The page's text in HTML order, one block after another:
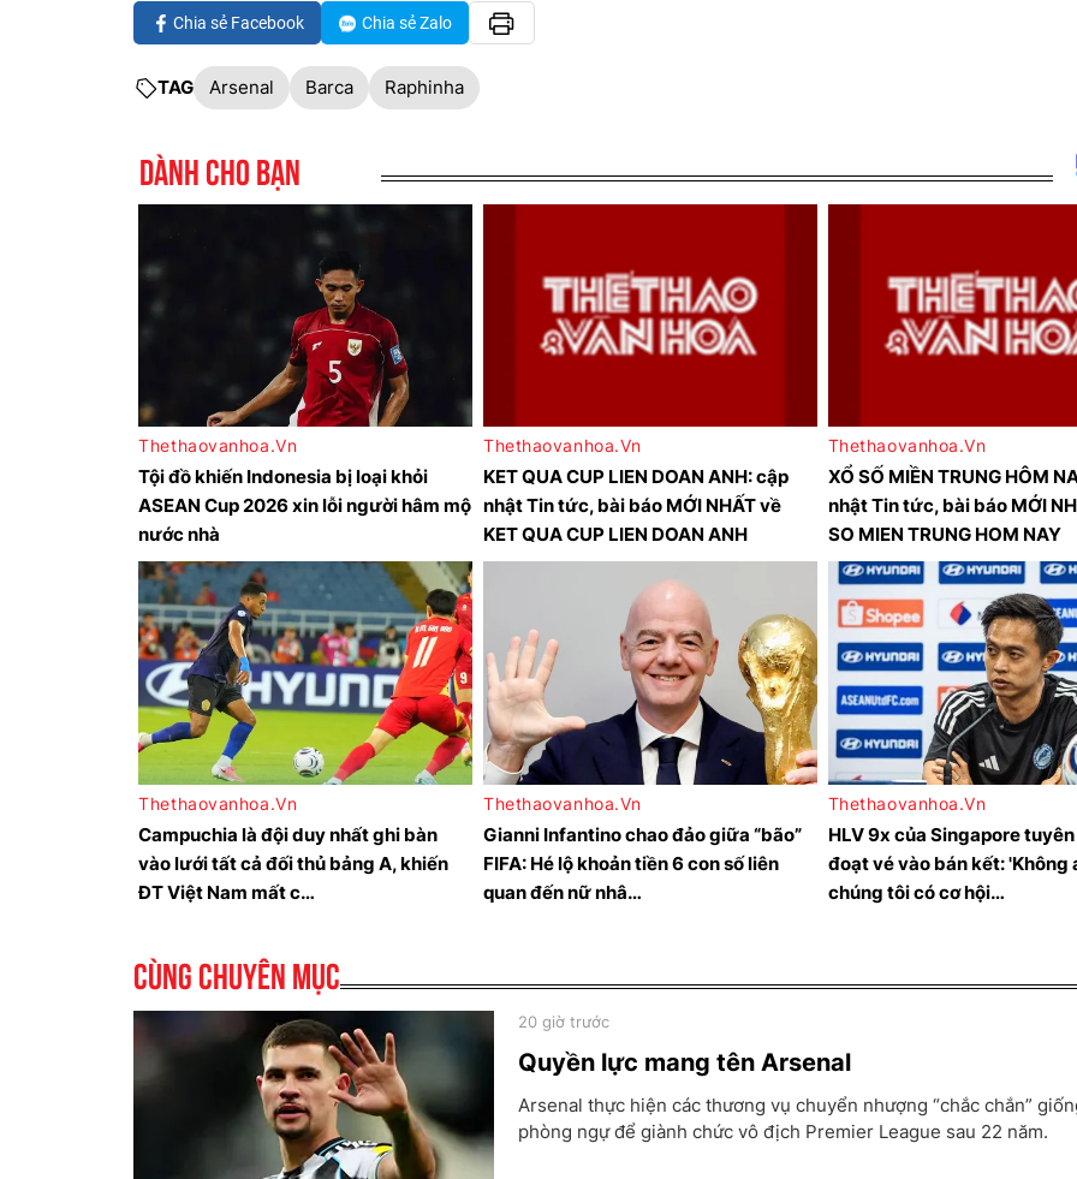
Chia sẻ Facebook Chia sẻ Zalo
TAG Arsenal Barca Raphinha
Cùng chuyên mục
Quyền lực mang tên Arsenal
20 giờ trước
Arsenal thực hiện các thương vụ chuyển nhượng “chắc chắn”
phòng ngự để giành chức vô địch Premier League sau 22 năm.